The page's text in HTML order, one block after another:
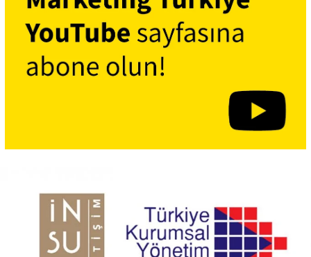
Dergiler
Etkinlikler
Araştırma